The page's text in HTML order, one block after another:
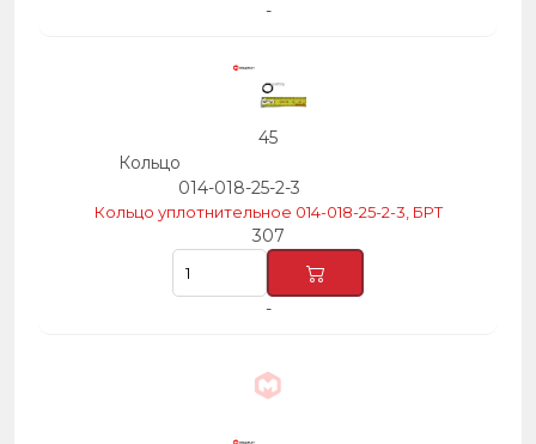
-
45
Кольцо
014-018-25-2-3
Кольцо уплотнительное 014-018-25-2-3, БРТ
307
-